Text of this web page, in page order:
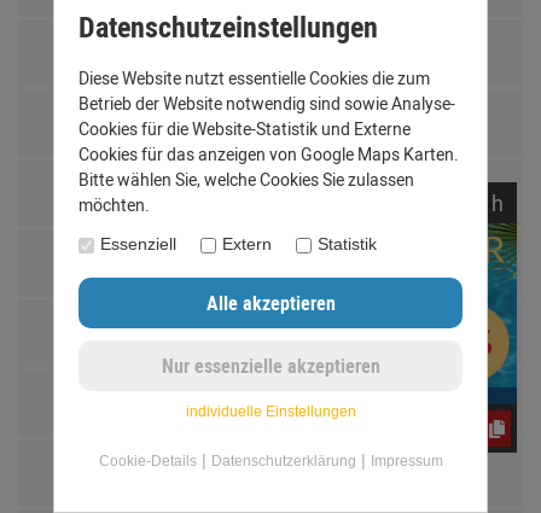
Impressum
Kontakt
Widerrufsrecht
Schäden und Reklamationen
Vertrag widerrufen
Materialkunde
h
Datenschutzeinstellungen
Diese Website nutzt essentielle Cookies die zum
Betrieb der Website notwendig sind sowie Analyse-
Cookies für die Website-Statistik und Externe
Cookies für das anzeigen von Google Maps Karten.
Bitte wählen Sie, welche Cookies Sie zulassen
möchten.
Essenziell Extern Statistik
individuelle Einstellungen
Cookie-Details| Datenschutzerklärung | Impressum